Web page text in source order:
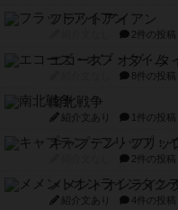
フラットアイアン
2件の投稿
エコーズ・オブ・タ
8件の投稿
南北戦争
紹介文あり 1件の投稿
キャプテン・フリッ
2件の投稿
メメントオンライン
紹介文あり 4件の投稿